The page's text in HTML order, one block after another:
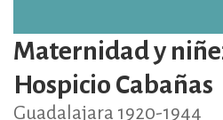
Maternidad y
Hospicio Cabañas
Guadalajara 1920-1944